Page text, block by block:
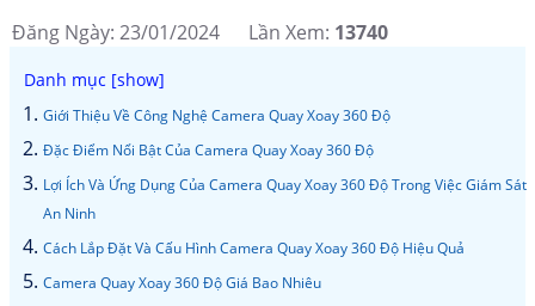
Đăng Ngày: 23/01/2024
Lần Xem: 13740
Giới Thiệu Về Công Nghệ Camera Quay Xoay 360 Độ
Đặc Điểm Nổi Bật Của Camera Quay Xoay 360 Độ
Lợi Ích Và Ứng Dụng Của Camera Quay Xoay 360 Độ Trong Việc Giám Sát
An Ninh
Cách Lắp Đặt Và Cấu Hình Camera Quay Xoay 360 Độ Hiệu Quả
Camera Quay Xoay 360 Độ Giá Bao Nhiêu